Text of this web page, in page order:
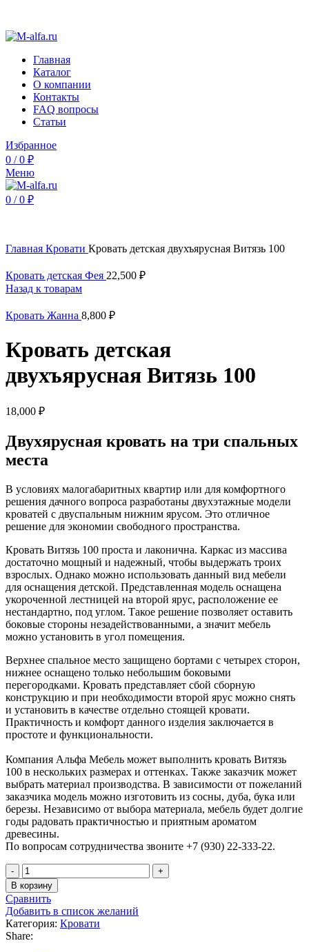
Главная
Каталог
О компании
Контакты
FAQ вопросы
Статьи
Избранное
0 / 0 ₽
Меню
0 / 0 ₽
Главная Кровати Кровать детская двухъярусная Витязь 100
Кровать детская Фея 22,500 ₽
Назад к товарам
Кровать Жанна 8,800 ₽
Кровать детская
двухъярусная Витязь 100
18,000 ₽
Двухярусная кровать на три спальных
места
В условиях малогабаритных квартир или для комфортного
решения дачного вопроса разработаны двухэтажные модели
кроватей с двуспальным нижним ярусом. Это отличное
решение для экономии свободного пространства.
Кровать Витязь 100 проста и лаконична. Каркас из массива
достаточно мощный и надежный, чтобы выдержать троих
взрослых. Однако можно использовать данный вид мебели
для оснащения детской. Представленная модель оснащена
укороченной лестницей на второй ярус, расположение ее
нестандартно, под углом. Такое решение позволяет оставить
боковые стороны незадействованными, а значит мебель
можно установить в угол помещения.
Верхнее спальное место защищено бортами с четырех сторон,
нижнее оснащено только небольшим боковыми
перегородками. Кровать представляет сбой сборную
конструкцию и при необходимости второй ярус можно снять
и установить в качестве отдельно стоящей кровати.
Практичность и комфорт данного изделия заключается в
простоте и функциональности.
Компания Альфа Мебель может выполнить кровать Витязь
100 в нескольких размерах и оттенках. Также заказчик может
выбрать материал производства. В зависимости от пожеланий
заказчика модель можно изготовить из сосны, дуба, бука или
березы. Независимо от выбора материала, мебель будет долгие
годы радовать практичностью и приятным ароматом
древесины.
По вопросам сотрудничества звоните +7 (930) 22-333-22.
В корзину
Сравнить
Добавить в список желаний
Категория: Кровати
Share: